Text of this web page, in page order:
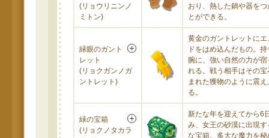
(リョウリニンノ
ミトン)
おり、熱した鍋や器をつ
とができる。
緑眼のガント
レット
(リョクガンノガ
ントレット)
黄金のガントレットにエ
ドをはめ込んだもの。
腕に、強い自然の力が宿
れる。戦う相手はその宝
まれた獲物のように震え
る。
緑の宝箱
(リョクノタカラ
新たな年を迎えてから6
み、女王の砂漠に出現す
な宝箱。多大な魔力を秘